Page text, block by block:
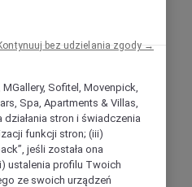
Sofitel, Movenpick,
Spa, Apartments & Villas,
stron i świadczenia
funkcji stron; (iii)
jeśli została ona
ustalenia profilu Twoich
ze swoich urządzeń
bez udzielania zgody →